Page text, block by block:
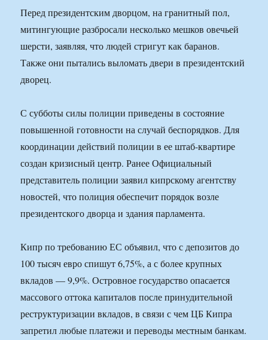
Перед президентским дворцом, на гранитный пол,
митингующие разбросали несколько мешков овечьей
шерсти, заявляя, что людей стригут как баранов.
Также они пытались выломать двери в президентский
дворец.
С субботы силы полиции приведены в состояние
повышенной готовности на случай беспорядков. Для
координации действий полиции в ее штаб-квартире
создан кризисный центр. Ранее Официальный
представитель полиции заявил кипрскому агентству
новостей, что полиция обеспечит порядок возле
президентского дворца и здания парламента.
Кипр по требованию ЕС объявил, что с депозитов до
100 тысяч евро спишут 6,75%, а с более крупных
вкладов — 9,9%. Островное государство опасается
массового оттока капиталов после принудительной
реструктуризации вкладов, в связи с чем ЦБ Кипра
запретил любые платежи и переводы местным банкам.